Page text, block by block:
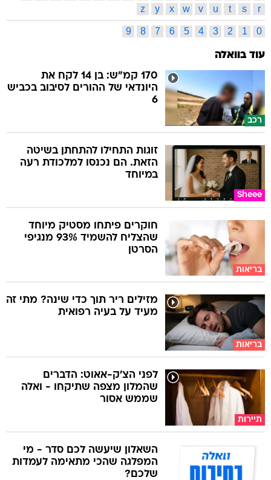
r
s
t
u
v
w
x
y
z
0
1
2
3
4
5
6
7
8
9
עוד בוואלה
רכב
170 קמ"ש: בן 14 לקח את
היונדאי של ההורים לסיבוב בכביש
6
Sheee
זוגות התחילו להתחתן בשיטה
הזאת. הם נכנסו למלכודת רעה
במיוחד
בריאות
חוקרים פיתחו מסטיק מיוחד
שהצליח להשמיד 93% מנגיפי
הסרטן
בריאות
מזילים ריר תוך כדי שינה? מתי זה
מעיד על בעיה רפואית
תיירות
לפני הצ'ק-אאוט: הדברים
שהמלון מצפה שתיקחו - ואלה
שממש אסור
השאלון שיעשה לכם סדר - מי
המפלגה שהכי מתאימה לעמדות
שלכם?